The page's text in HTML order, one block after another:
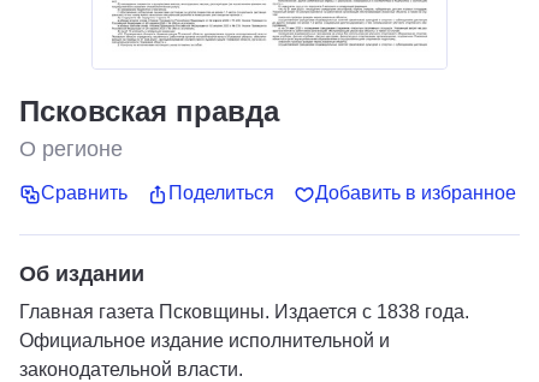
Псковская правда
О регионе
Сравнить Поделиться Добавить в избранное
Об издании
Главная газета Псковщины. Издается с 1838 года.
Официальное издание исполнительной и
законодательной власти.